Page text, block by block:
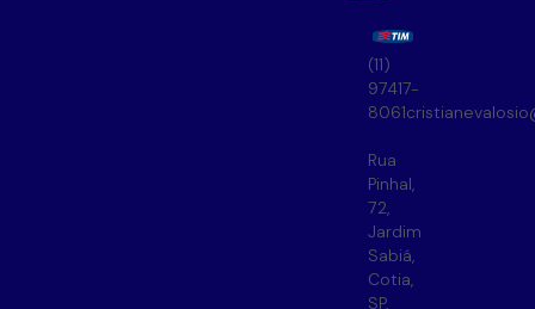
(11)
97417-
8061
Rua
Pinhal,
72,
Jardim
Sabiá,
Cotia,
SP,